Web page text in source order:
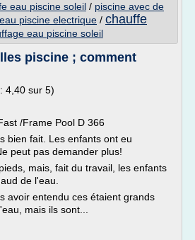
eau piscine soleil / piscine avec de
piscine electrique / chauffe
eau piscine soleil
piscine ; comment
4,40 sur 5)
/Frame Pool D 366
bien fait. Les enfants ont eu
peut pas demander plus!
mais, fait du travail, les enfants
de l'eau.
avoir entendu ces étaient grands
mais ils sont...